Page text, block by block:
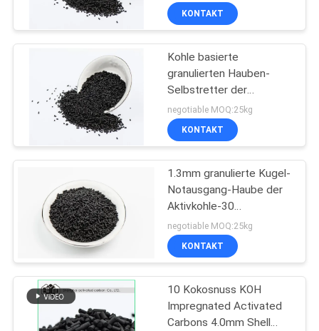
KONTAKT
Kohle basierte
granulierten Hauben-
Selbstretter der
Aktivkohle-1.5mm des
Notausgang-Anti-Co 80
negotiable MOQ:25kg
KONTAKT
1.3mm granulierte Kugel-
Notausgang-Haube der
Aktivkohle-30
imprägnierte verdrängte
negotiable MOQ:25kg
KONTAKT
10 Kokosnuss KOH
Impregnated Activated
Carbons 4.0mm Shell